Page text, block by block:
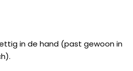
in de hand (past gewoon in